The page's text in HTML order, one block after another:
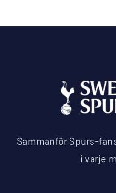
Sammanför Spurs-
i varje